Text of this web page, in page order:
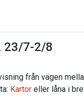
23/7-2/8
från vägen
Kartor eller låna i